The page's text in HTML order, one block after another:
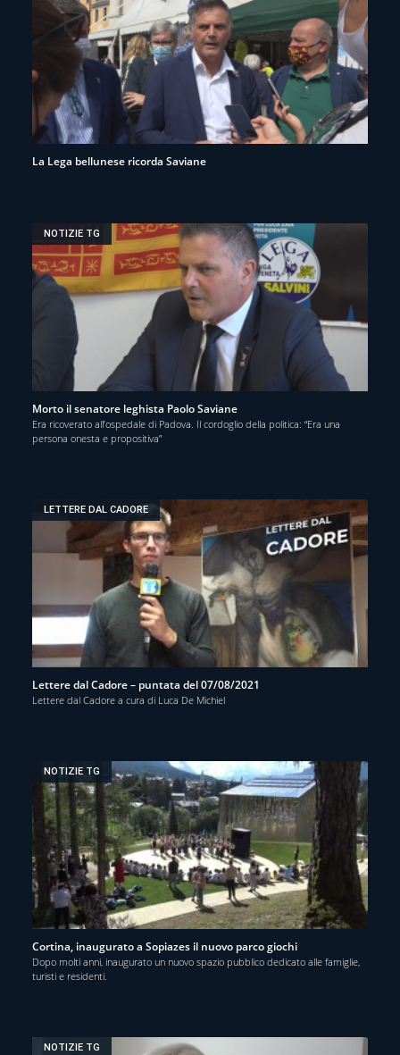
La Lega bellunese ricorda Saviane
NOTIZIE TG
Morto il senatore leghista Paolo Saviane
Era ricoverato all’ospedale di Padova. Il cordoglio della politica: “Era una
persona onesta e propositiva”
LETTERE DAL CADORE
Lettere dal Cadore – puntata del 07/08/2021
Lettere dal Cadore a cura di Luca De Michiel
NOTIZIE TG
Cortina, inaugurato a Sopiazes il nuovo parco giochi
Dopo molti anni, inaugurato un nuovo spazio pubblico dedicato alle famiglie,
turisti e residenti.
NOTIZIE TG